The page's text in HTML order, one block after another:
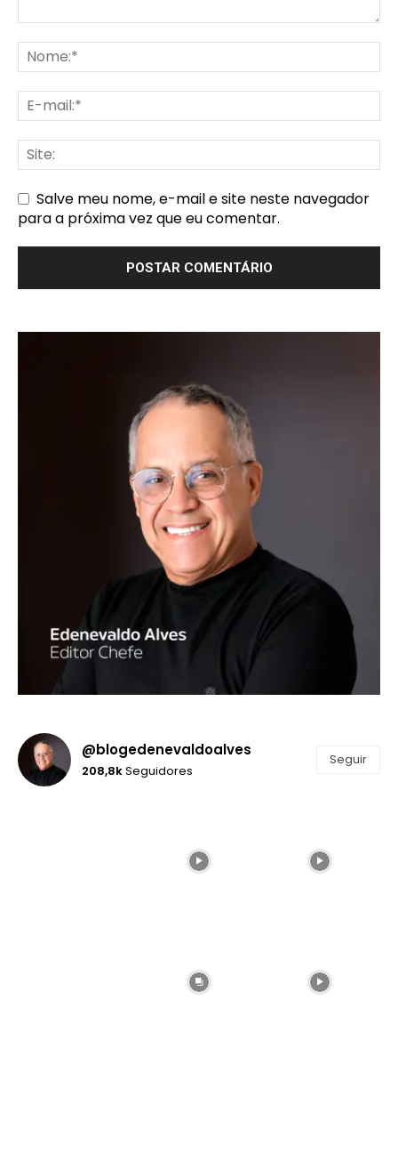
Salve meu nome, e-mail e site neste navegador
para a próxima vez que eu comentar.
@blogedenevaldoalves
208,8kSeguidores
Seguir